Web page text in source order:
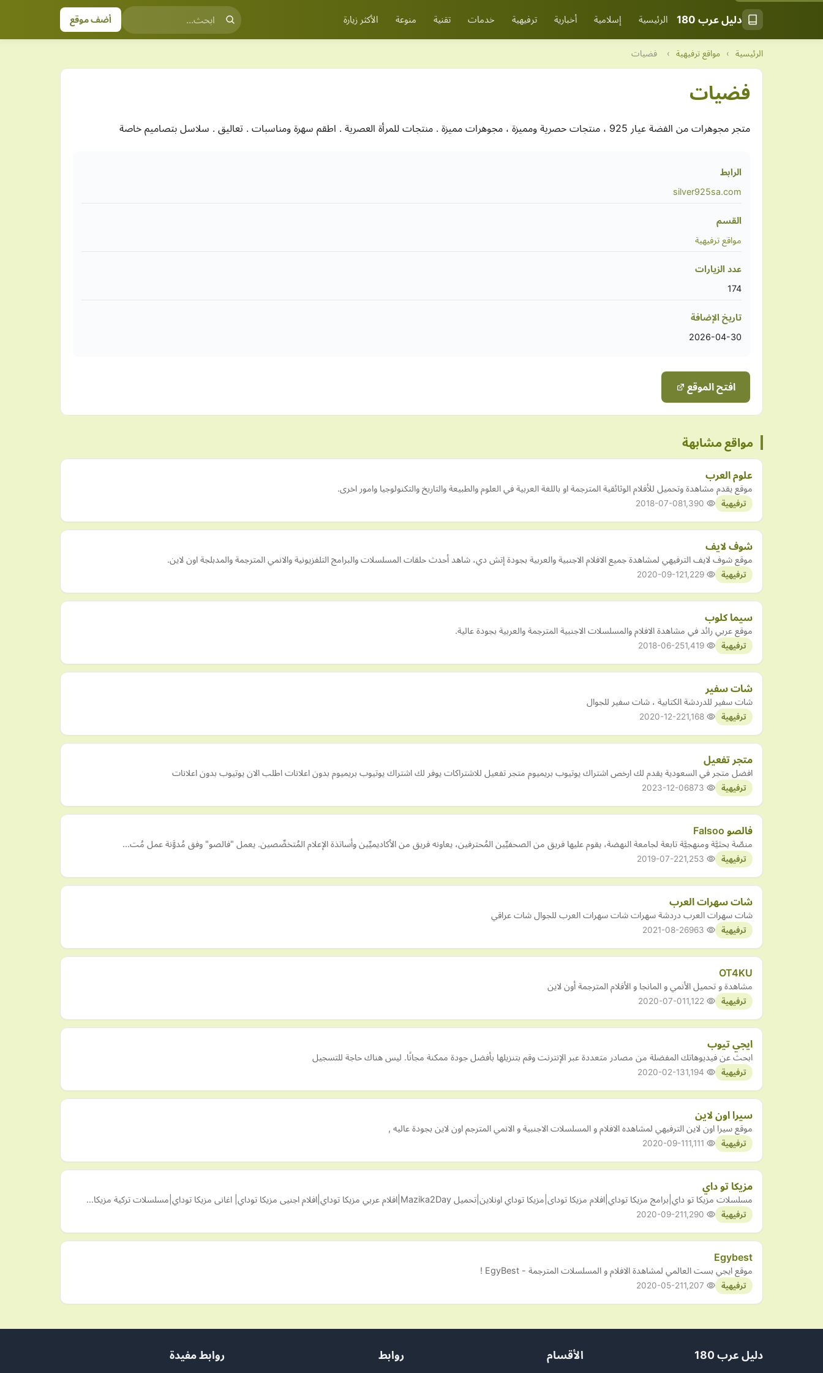
دليل عرب 180 الرئيسية إسلامية أخبارية ترفيهية خدمات تقنية منوعة الأكثر زيارة أضف موقع
الرئيسية › مواقع ترفيهية › فضيات
فضيات
متجر مجوهرات من الفضة عيار 925 ، منتجات حصرية ومميزة ، مجوهرات مميزة . منتجات للمرأة العصرية . اطقم سهرة ومناسبات . تعاليق . سلاسل بتصاميم خاصة
الرابط
silver925sa.com
القسم
مواقع ترفيهية
عدد الزيارات
174
تاريخ الإضافة
2026-04-30
افتح الموقع
مواقع مشابهة
علوم العرب
موقع يقدم مشاهدة وتحميل للأفلام الوثائقية المترجمة او باللغة العربية في العلوم والطبيعة والتاريخ والتكنولوجيا وامور اخرى.
ترفيهية 2018-07-08
شوف لايف
موقع شوف لايف الترفيهي لمشاهدة جميع الافلام الاجنبية والعربية بجودة إتش دي، شاهد أحدث حلقات المسلسلات والبرامج التلفزيونية والانمي المترجمة والمدبلجة اون لاين.
ترفيهية 2020-09-12
سيما كلوب
موقع عربي رائد في مشاهدة الافلام والمسلسلات الاجنبية المترجمة والعربية بجودة عالية.
ترفيهية 2018-06-25
شات سفير
شات سفير للدردشة الكتابية ، شات سفير للجوال
ترفيهية 2020-12-22
متجر تفعيل
افضل متجر في السعودية يقدم لك ارخص اشتراك يوتيوب بريميوم متجر تفعيل للاشتراكات يوفر لك اشتراك يوتيوب بريميوم بدون اعلانات اطلب الان يوتيوب بدون اعلانات
ترفيهية 2023-12-06
فالصو Falsoo
منصّة بحثيَّة ومنهجيَّة تابعة لجامعة النهضة، يقوم عليها فريق من الصحفيِّين المُحترفين، يعاونه فريق من الأكاديميِّين وأساتذة الإعلام المُتخصِّصين. يعمل "فالصو" وفق مُدوَّنة عمل مُت…
ترفيهية 2019-07-22
شات سهرات العرب
شات سهرات العرب دردشة سهرات شات سهرات العرب للجوال شات عراقي
ترفيهية 2021-08-26
OT4KU
مشاهدة و تحميل الأنمي و المانجا و الأفلام المترجمة أون لاين
ترفيهية 2020-07-01
ايجي تيوب
ابحث عن فيديوهاتك المفضلة من مصادر متعددة عبر الإنترنت وقم بتنزيلها بأفضل جودة ممكنة مجانًا. ليس هناك حاجة للتسجيل
ترفيهية 2020-02-13
سيرا اون لاين
موقع سيرا اون لاين الترفيهي لمشاهده الافلام و المسلسلات الاجنبية و الانمي المترجم اون لاين بجودة عاليه ,
ترفيهية 2020-09-11
مزيكا تو داي
مسلسلات مزيكا تو داي|برامج مزيكا توداي|افلام مزيكا توداى|مزيكا توداي اونلاين|تحميل Mazika2Day|افلام عربي مزيكا توداي|افلام اجنيى مزيكا توداي| اغانى مزيكا توداي|مسلسلات تركية مزيكا…
ترفيهية 2020-09-21
Egybest
موقع ايجي بست العالمي لمشاهدة الافلام و المسلسلات المترجمة - EgyBest !
ترفيهية 2020-05-21
دليل عرب 180 الأقسام روابط روابط مفيدة